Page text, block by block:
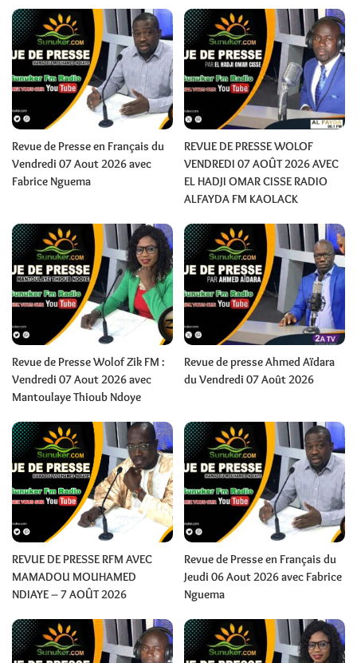
Revue de Presse en Français du
Vendredi 07 Aout 2026 avec
Fabrice Nguema
REVUE DE PRESSE WOLOF
VENDREDI 07 AOÛT 2026 AVEC
EL HADJI OMAR CISSE RADIO
ALFAYDA FM KAOLACK
Revue de Presse Wolof Zik FM :
Vendredi 07 Aout 2026 avec
Mantoulaye Thioub Ndoye
Revue de presse Ahmed Aïdara
du Vendredi 07 Août 2026
REVUE DE PRESSE RFM AVEC
MAMADOU MOUHAMED
NDIAYE – 7 AOÛT 2026
Revue de Presse en Français du
Jeudi 06 Aout 2026 avec Fabrice
Nguema